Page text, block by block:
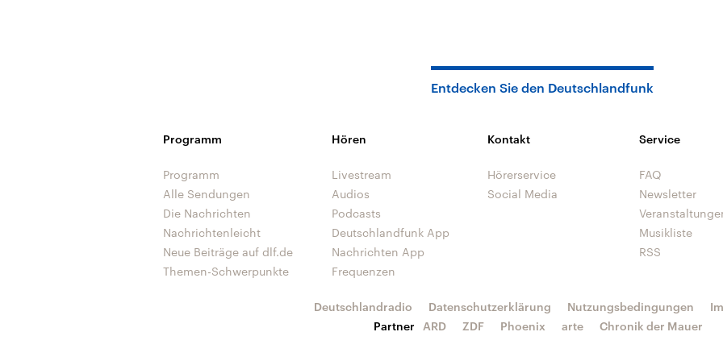
Entdecken Sie den Deutschlandfunk
Programm
Programm
Alle Sendungen
Die Nachrichten
Nachrichtenleicht
Neue Beiträge auf dlf.de
Themen-Schwerpunkte
Hören
Livestream
Audios
Podcasts
Deutschlandfunk App
Nachrichten App
Frequenzen
Kontakt
Hörerservice
Social Media
Service
FAQ
Newsletter
Musikliste
RSS
Deutschlandradio Datenschutzerklärung Nutzungsbedingungen
Partner
ARD ZDF Phoenix arte Chronik der Mauer